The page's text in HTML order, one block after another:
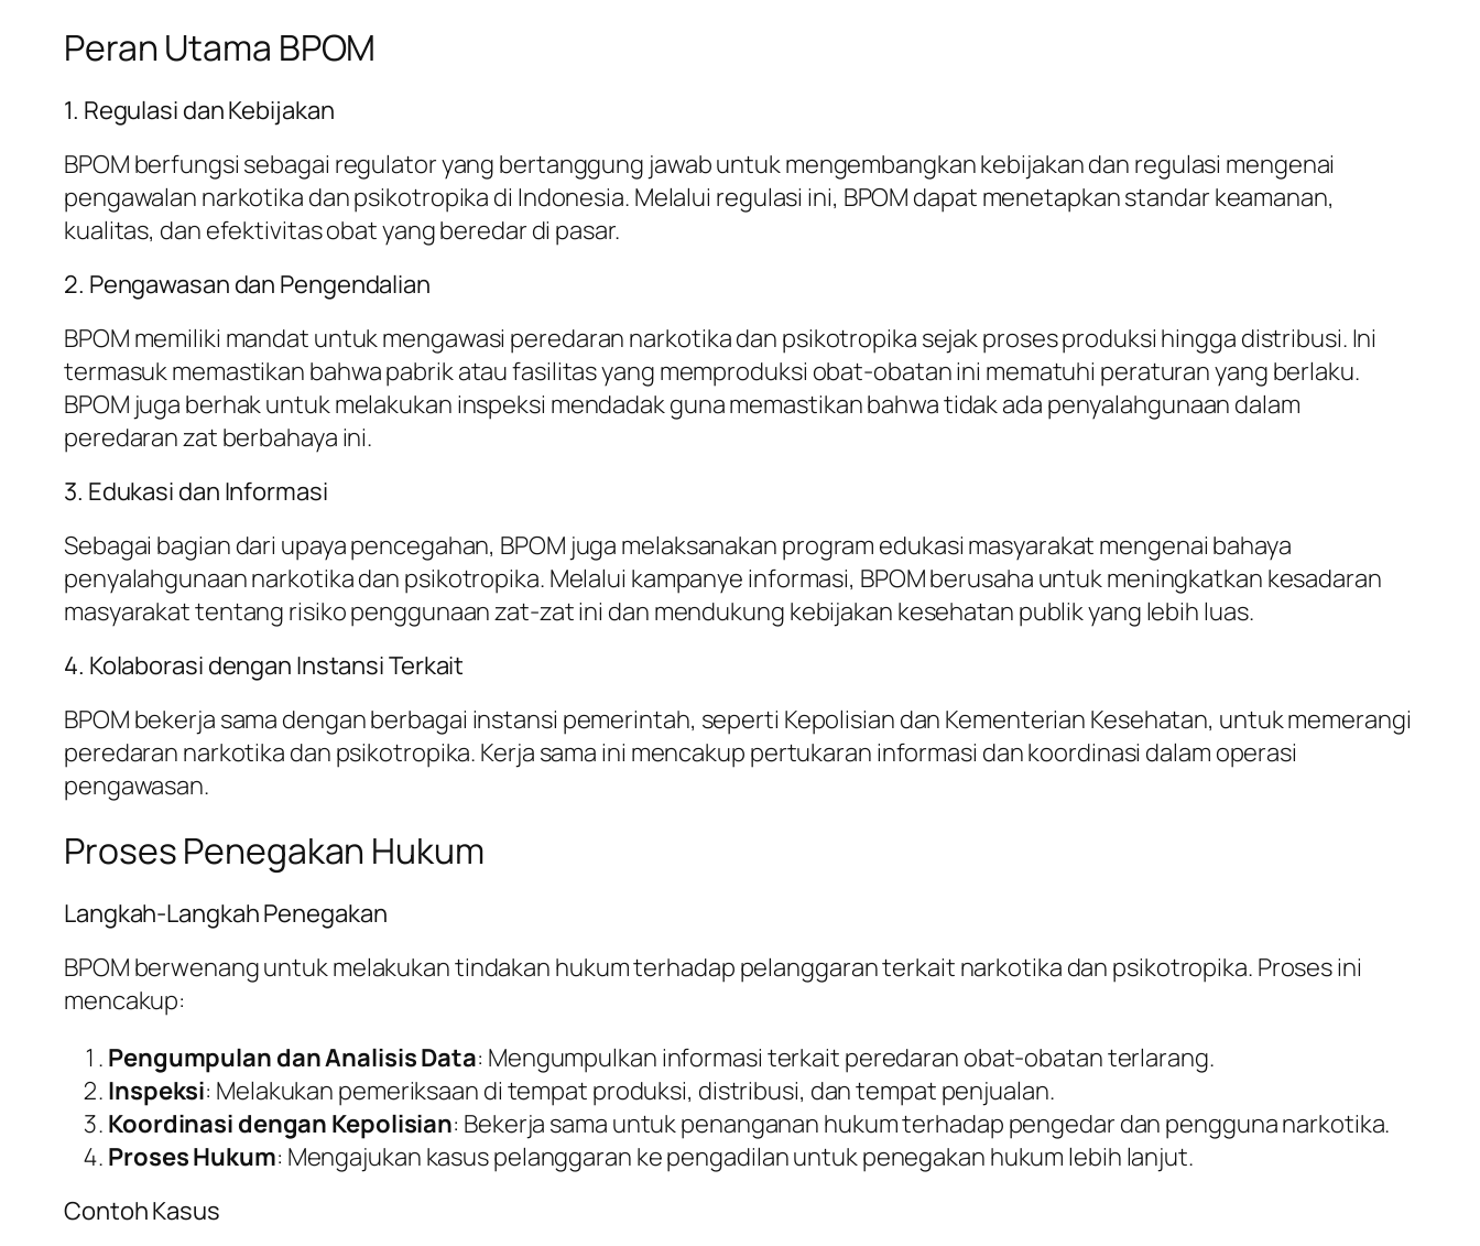
Peran Utama BPOM
1. Regulasi dan Kebijakan
BPOM berfungsi sebagai regulator yang bertanggung jawab untuk mengembangkan kebijakan dan regulasi mengenai
pengawalan narkotika dan psikotropika di Indonesia. Melalui regulasi ini, BPOM dapat menetapkan standar keamanan,
kualitas, dan efektivitas obat yang beredar di pasar.
2. Pengawasan dan Pengendalian
BPOM memiliki mandat untuk mengawasi peredaran narkotika dan psikotropika sejak proses produksi hingga distribusi. Ini
termasuk memastikan bahwa pabrik atau fasilitas yang memproduksi obat-obatan ini mematuhi peraturan yang berlaku.
BPOM juga berhak untuk melakukan inspeksi mendadak guna memastikan bahwa tidak ada penyalahgunaan dalam
peredaran zat berbahaya ini.
3. Edukasi dan Informasi
Sebagai bagian dari upaya pencegahan, BPOM juga melaksanakan program edukasi masyarakat mengenai bahaya
penyalahgunaan narkotika dan psikotropika. Melalui kampanye informasi, BPOM berusaha untuk meningkatkan kesadaran
masyarakat tentang risiko penggunaan zat-zat ini dan mendukung kebijakan kesehatan publik yang lebih luas.
4. Kolaborasi dengan Instansi Terkait
BPOM bekerja sama dengan berbagai instansi pemerintah, seperti Kepolisian dan Kementerian Kesehatan, untuk memerangi
peredaran narkotika dan psikotropika. Kerja sama ini mencakup pertukaran informasi dan koordinasi dalam operasi
pengawasan.
Proses Penegakan Hukum
Langkah-Langkah Penegakan
BPOM berwenang untuk melakukan tindakan hukum terhadap pelanggaran terkait narkotika dan psikotropika. Proses ini
mencakup:
Pengumpulan dan Analisis Data: Mengumpulkan informasi terkait peredaran obat-obatan terlarang.
Inspeksi: Melakukan pemeriksaan di tempat produksi, distribusi, dan tempat penjualan.
Koordinasi dengan Kepolisian: Bekerja sama untuk penanganan hukum terhadap pengedar dan pengguna narkotika.
Proses Hukum: Mengajukan kasus pelanggaran ke pengadilan untuk penegakan hukum lebih lanjut.
Contoh Kasus